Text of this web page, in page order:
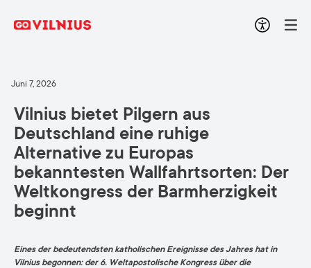
Juni 7, 2026
Vilnius bietet Pilgern aus
Deutschland eine ruhige
Alternative zu Europas
bekanntesten Wallfahrtsorten: Der
Weltkongress der Barmherzigkeit
beginnt
Eines der bedeutendsten katholischen Ereignisse des Jahres hat in
Vilnius begonnen: der 6. Weltapostolische Kongress über die